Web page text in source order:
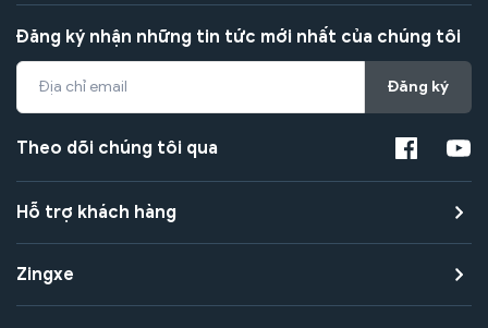
Đăng ký nhận những tin tức mới nhất của chúng tôi
Đăng ký
Theo dõi chúng tôi qua
Hỗ trợ khách hàng
Zingxe